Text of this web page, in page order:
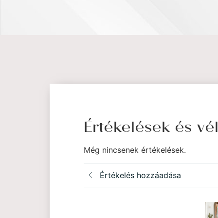
Értékelések és
Még nincsenek értékelések.
Értékelés hozzáadása